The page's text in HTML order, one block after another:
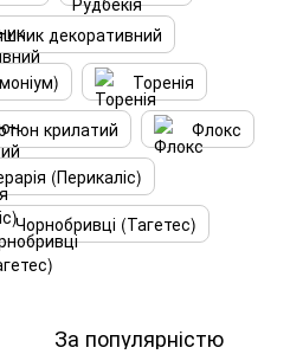
декоративний
Торенія
крилатий
Флокс
(Перикаліс)
Чорнобривці (Тагетес)
За популярністю